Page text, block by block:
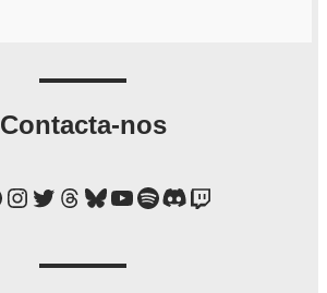
Contacta-nos
Instagram Twitter Threads Bluesky YouTube Spotify Discord Twitch